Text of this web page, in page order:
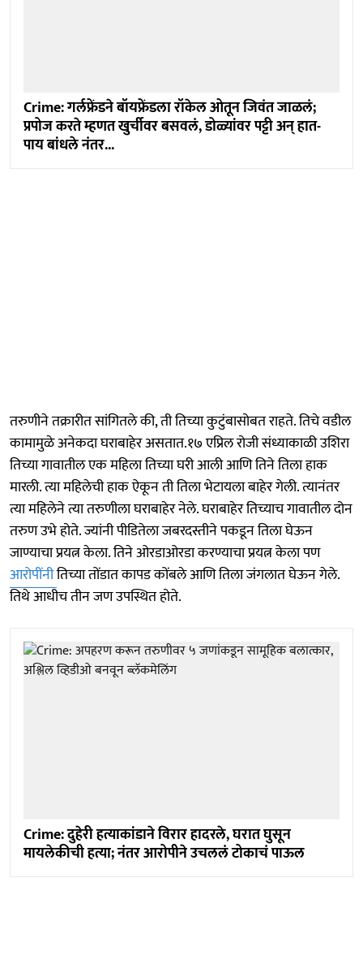
Crime: गर्लफ्रेंडने बॉयफ्रेंडला रॉकेल ओतून जिवंत जाळलं;
प्रपोज करते म्हणत खुर्चीवर बसवलं, डोळ्यांवर पट्टी अन् हात-
पाय बांधले नंतर...
तरुणीने तक्रारीत सांगितले की, ती तिच्या कुटुंबासोबत राहते. तिचे वडील
कामामुळे अनेकदा घराबाहेर असतात.१७ एप्रिल रोजी संध्याकाळी उशिरा
तिच्या गावातील एक महिला तिच्या घरी आली आणि तिने तिला हाक
मारली. त्या महिलेची हाक ऐकून ती तिला भेटायला बाहेर गेली. त्यानंतर
त्या महिलेने त्या तरुणीला घराबाहेर नेले. घराबाहेर तिच्याच गावातील दोन
तरुण उभे होते. ज्यांनी पीडितेला जबरदस्तीने पकडून तिला घेऊन
जाण्याचा प्रयत्न केला. तिने ओरडाओरडा करण्याचा प्रयत्न केला पण
आरोपींनीतिच्या तोंडात कापड कोंबले आणि तिला जंगलात घेऊन गेले.
तिथे आधीच तीन जण उपस्थित होते.
Crime: दुहेरी हत्याकांडाने विरार हादरले, घरात घुसून
मायलेकीची हत्या; नंतर आरोपीने उचललं टोकाचं पाऊल